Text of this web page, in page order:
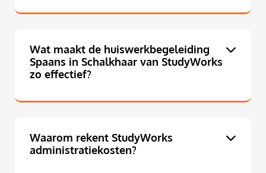
Wat maakt de huiswerkbegeleiding
Spaans in Schalkhaar van StudyWorks
zo effectief?
Waarom rekent StudyWorks
administratiekosten?